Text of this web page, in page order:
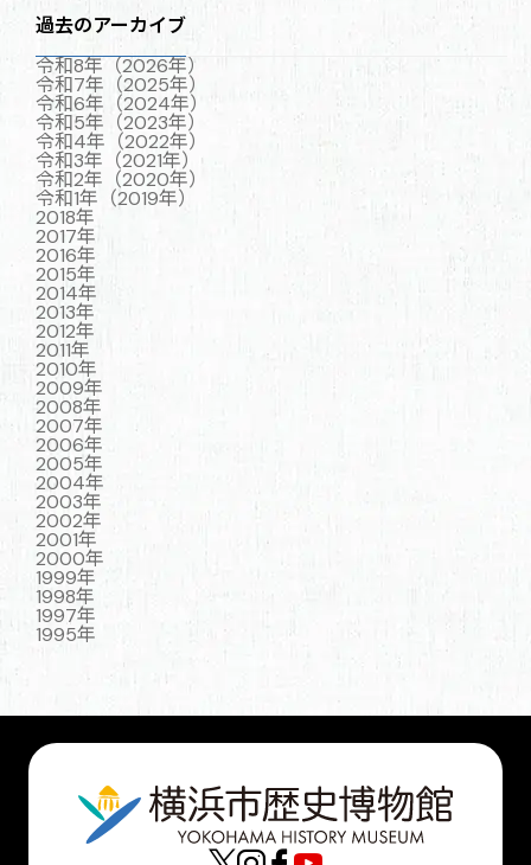
過去のアーカイブ
令和8年（2026年）
令和7年（2025年）
令和6年（2024年）
令和5年（2023年）
令和4年（2022年）
令和3年（2021年）
令和2年（2020年）
令和1年（2019年）
2018年
2017年
2016年
2015年
2014年
2013年
2012年
2011年
2010年
2009年
2008年
2007年
2006年
2005年
2004年
2003年
2002年
2001年
2000年
1999年
1998年
1997年
1995年